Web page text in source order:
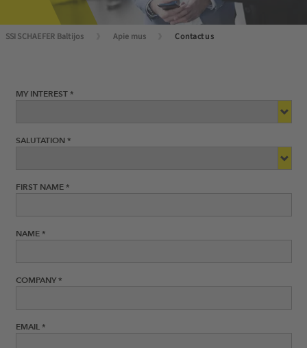
SSI SCHAEFER Baltijos Apie mus Contact us